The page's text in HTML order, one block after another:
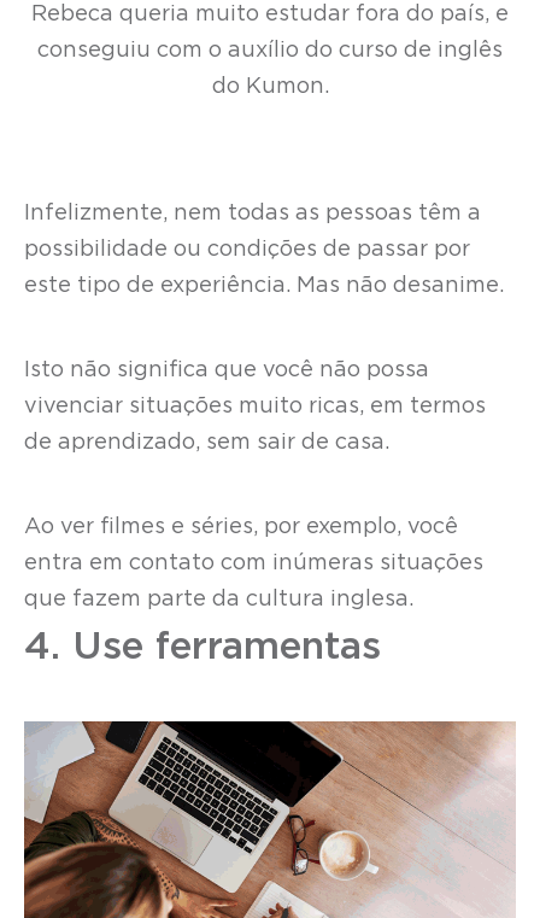
Rebeca queria muito estudar fora do país, e
conseguiu com o auxílio do curso de inglês
do Kumon.
Infelizmente, nem todas as pessoas têm a
possibilidade ou condições de passar por
este tipo de experiência. Mas não desanime.
Isto não significa que você não possa
vivenciar situações muito ricas, em termos
de aprendizado, sem sair de casa.
Ao ver filmes e séries, por exemplo, você
entra em contato com inúmeras situações
que fazem parte da cultura inglesa.
4. Use ferramentas